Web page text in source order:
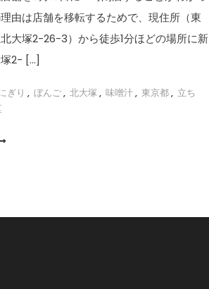
由は店舗を移転するためで、現住所（東
大塚2-26-3）から徒歩1分ほどの場所に新
2- […]
ぎり , ぼんご, 北大塚 , 味噌汁, 東京都, 立ち